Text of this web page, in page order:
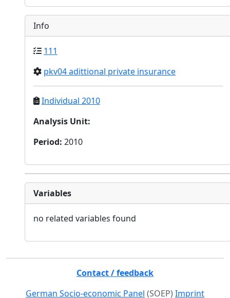
Info
111
pkv04 adittional private insurance
Individual 2010
Analysis Unit:
Period: 2010
Variables
no related variables found
Contact / feedback
German Socio-economic Panel (SOEP) Imprint